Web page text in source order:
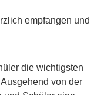
empfangen und
die wichtigsten
von der